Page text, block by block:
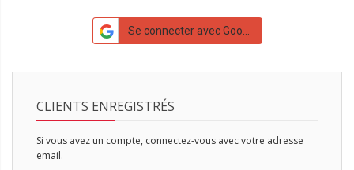
Se connecter avec Google
CLIENTS ENREGISTRÉS
Si vous avez un compte, connectez-vous avec votre adresse
email.